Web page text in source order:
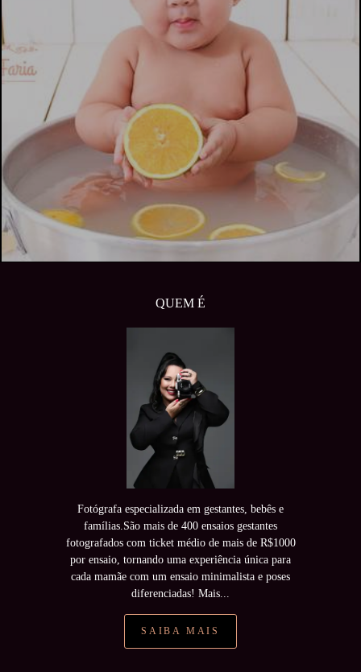
QUEM É
Fotógrafa especializada em gestantes, bebês e
famílias.São mais de 400 ensaios gestantes
fotografados com ticket médio de mais de R$1000
por ensaio, tornando uma experiência única para
cada mamãe com um ensaio minimalista e poses
diferenciadas! Mais...
SAIBA MAIS